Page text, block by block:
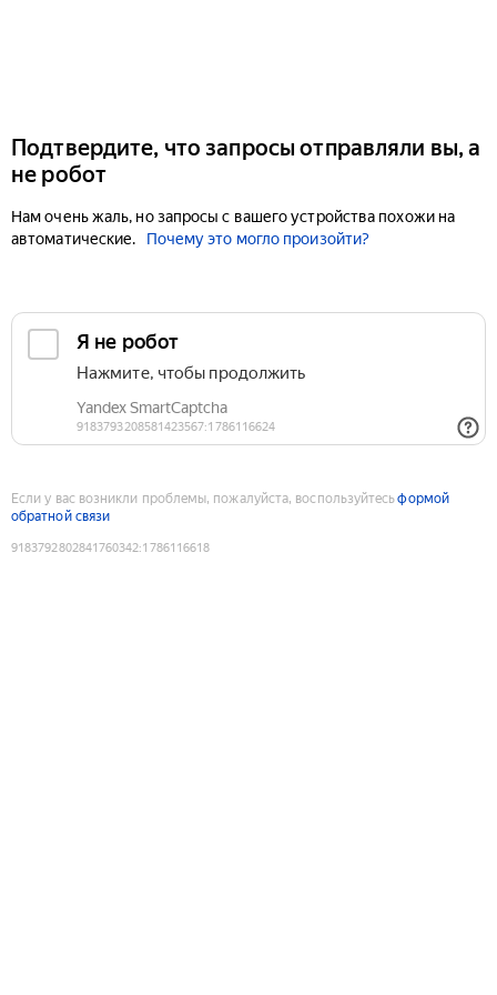
Подтвердите, что запросы отправляли вы, а
не робот
Нам очень жаль, но запросы с вашего устройства похожи на
автоматические.
Почему это могло произойти?
Если у вас возникли проблемы, пожалуйста, воспользуйтесьформой
обратной связи
9183792802841760342:1786116618